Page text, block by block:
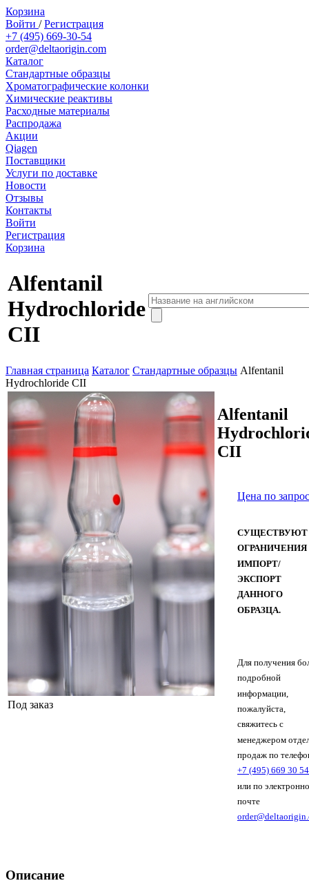
Корзина
Войти /Регистрация
+7 (495) 669-30-54
order@deltaorigin.com
Каталог
Стандартные образцы
Хроматографические колонки
Химические реактивы
Расходные материалы
Распродажа
Акции
Qiagen
Поставщики
Услуги по доставке
Новости
Отзывы
Контакты
Войти
Регистрация
Корзина
Alfentanil
Hydrochloride
CII
Главная страница Каталог Стандартные образцы Alfentanil
Hydrochloride CII
Под заказ
Alfentanil
CII
Цена по
СУЩЕСТВУЮТ
ОГРАНИЧЕНИЯ
ИМПОРТ/
ЭКСПОРТ
ДАННОГО
ОБРАЗЦА.
Для получения
подробной
информации,
пожалуйста,
свяжитесь с
менеджером
продаж по
+7 (495) 669 30 54
или по
почте
Описание